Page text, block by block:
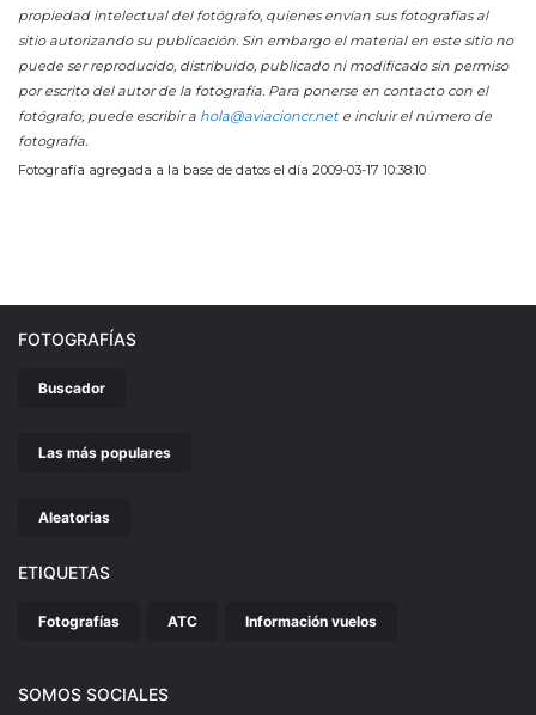
propiedad intelectual del fotógrafo, quienes envían sus fotografías al
sitio autorizando su publicación. Sin embargo el material en este sitio no
puede ser reproducido, distribuido, publicado ni modificado sin permiso
por escrito del autor de la fotografía. Para ponerse en contacto con el
fotógrafo, puede escribir a hola@aviacioncr.nete incluir el número de
fotografía.
Fotografía agregada a la base de datos el día 2009-03-17 10:38:10
FOTOGRAFÍAS
Buscador
Las más populares
Aleatorias
ETIQUETAS
Fotografías ATC Información vuelos
SOMOS SOCIALES